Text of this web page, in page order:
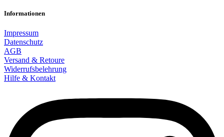
Informationen
Impressum
Datenschutz
AGB
Versand & Retoure
Widerrufsbelehrung
Hilfe & Kontakt